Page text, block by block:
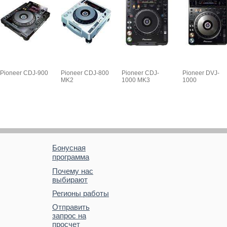
Pioneer CDJ-900
Pioneer CDJ-800
MK2
Pioneer CDJ-
1000 MK3
Pioneer DVJ-
1000
Бонусная
программа
Почему нас
выбирают
Регионы работы
Отправить
запрос на
просчет